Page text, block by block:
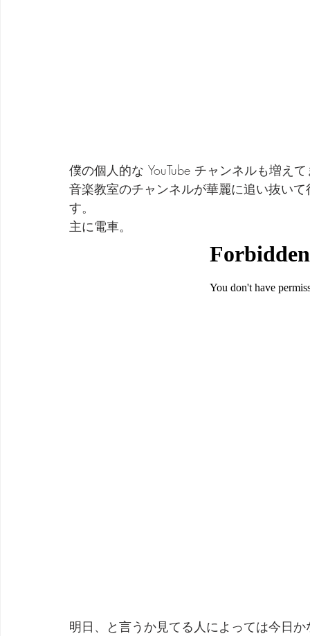
僕の個人的な YouTube チャンネルも増え
音楽教室のチャンネルが華麗に追い抜い
す。
主に電車。
明日、と言うか見てる人によっては今日か